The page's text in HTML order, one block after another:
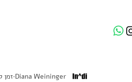
Diana Weininger זמן